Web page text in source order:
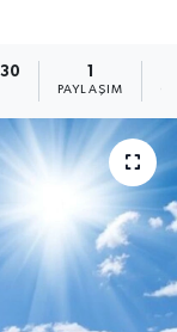
PAYLAŞIM